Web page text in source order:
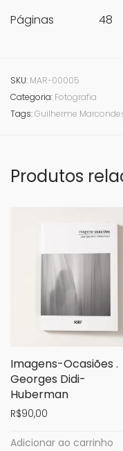
Páginas
48
SKU: MAR-00005
Categoria: Fotografia
Tags:Guilherme
Produtos
Imagens-Ocasiões .
Georges Didi-
Huberman
R$90,00
Adicionar ao carrinho